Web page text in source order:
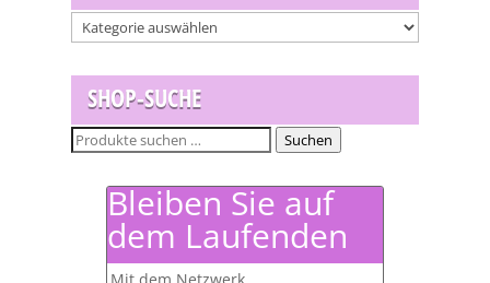
SHOP-SUCHE
Suchen
Suchen
Bleiben Sie auf
dem Laufenden
Mit dem Netzwerk